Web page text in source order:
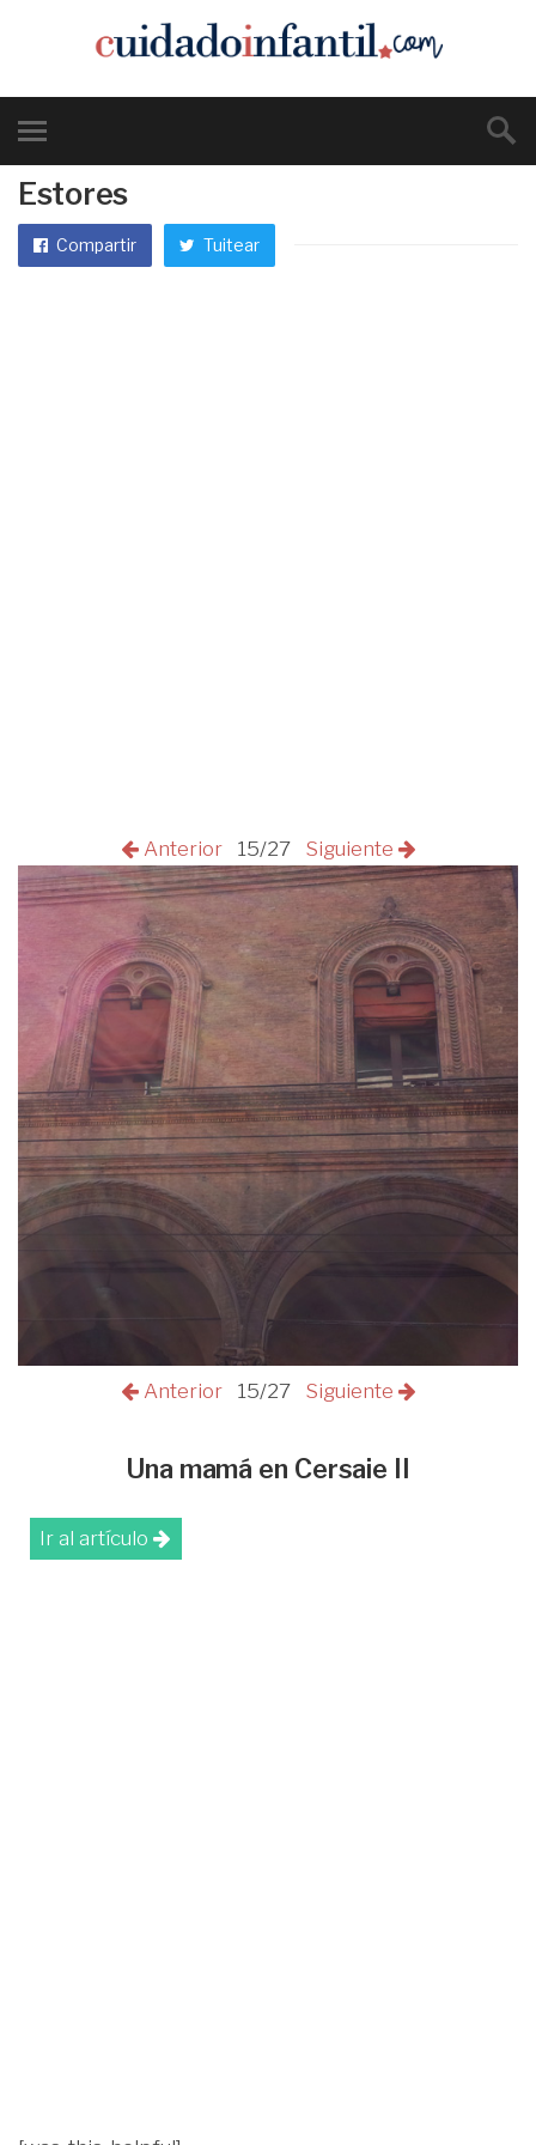
Estores
Compartir Tuitear
Anterior 15/27 Siguiente
Anterior 15/27 Siguiente
Una mamá en Cersaie II
Ir al artículo